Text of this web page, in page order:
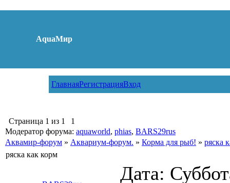
AquaМир
ГлавнаяРегистрацияВход
Страница 1 из 1
1
Модератор форума: aquaworld, phias, BARS29rus
Аквамир-форум » Аквариум-форум. » Корма для рыб! » ряска
ряска как корм
Дата: